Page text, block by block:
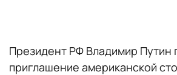
Президент РФ Владимир Путин
приглашение американской